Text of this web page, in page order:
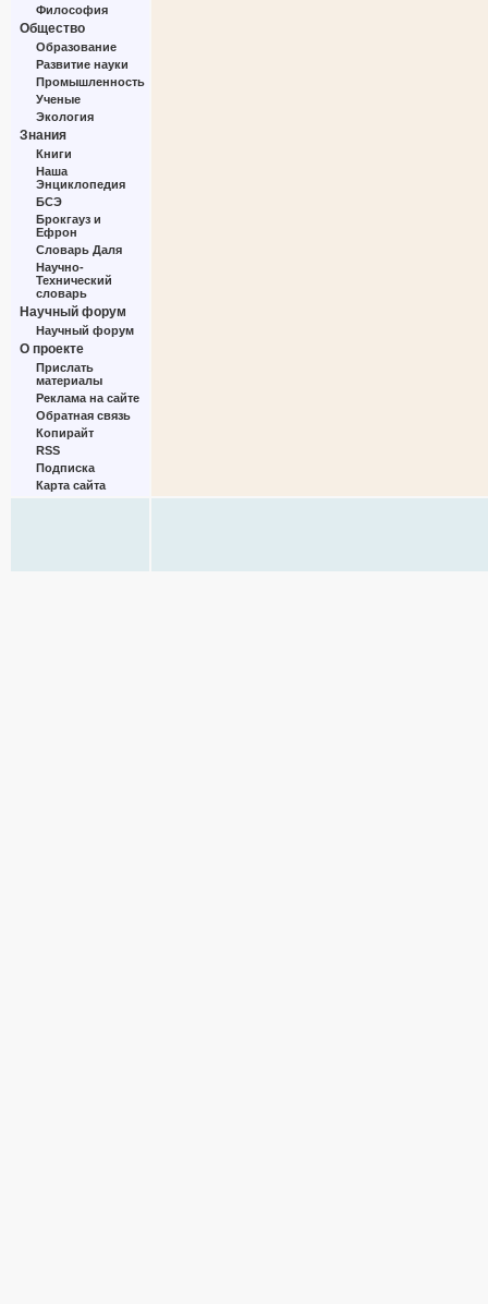
Философия
Общество
Образование
Развитие науки
Промышленность
Ученые
Экология
Знания
Книги
Наша
Энциклопедия
БСЭ
Брокгауз и
Ефрон
Словарь Даля
Научно-
Технический
словарь
Научный форум
Научный форум
О проекте
Прислать
материалы
Реклама на сайте
Обратная связь
Копирайт
RSS
Подписка
Карта сайта